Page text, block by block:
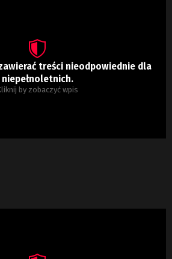
treści nieodpowiednie dla
niepełnoletnich.
by zobaczyć wpis